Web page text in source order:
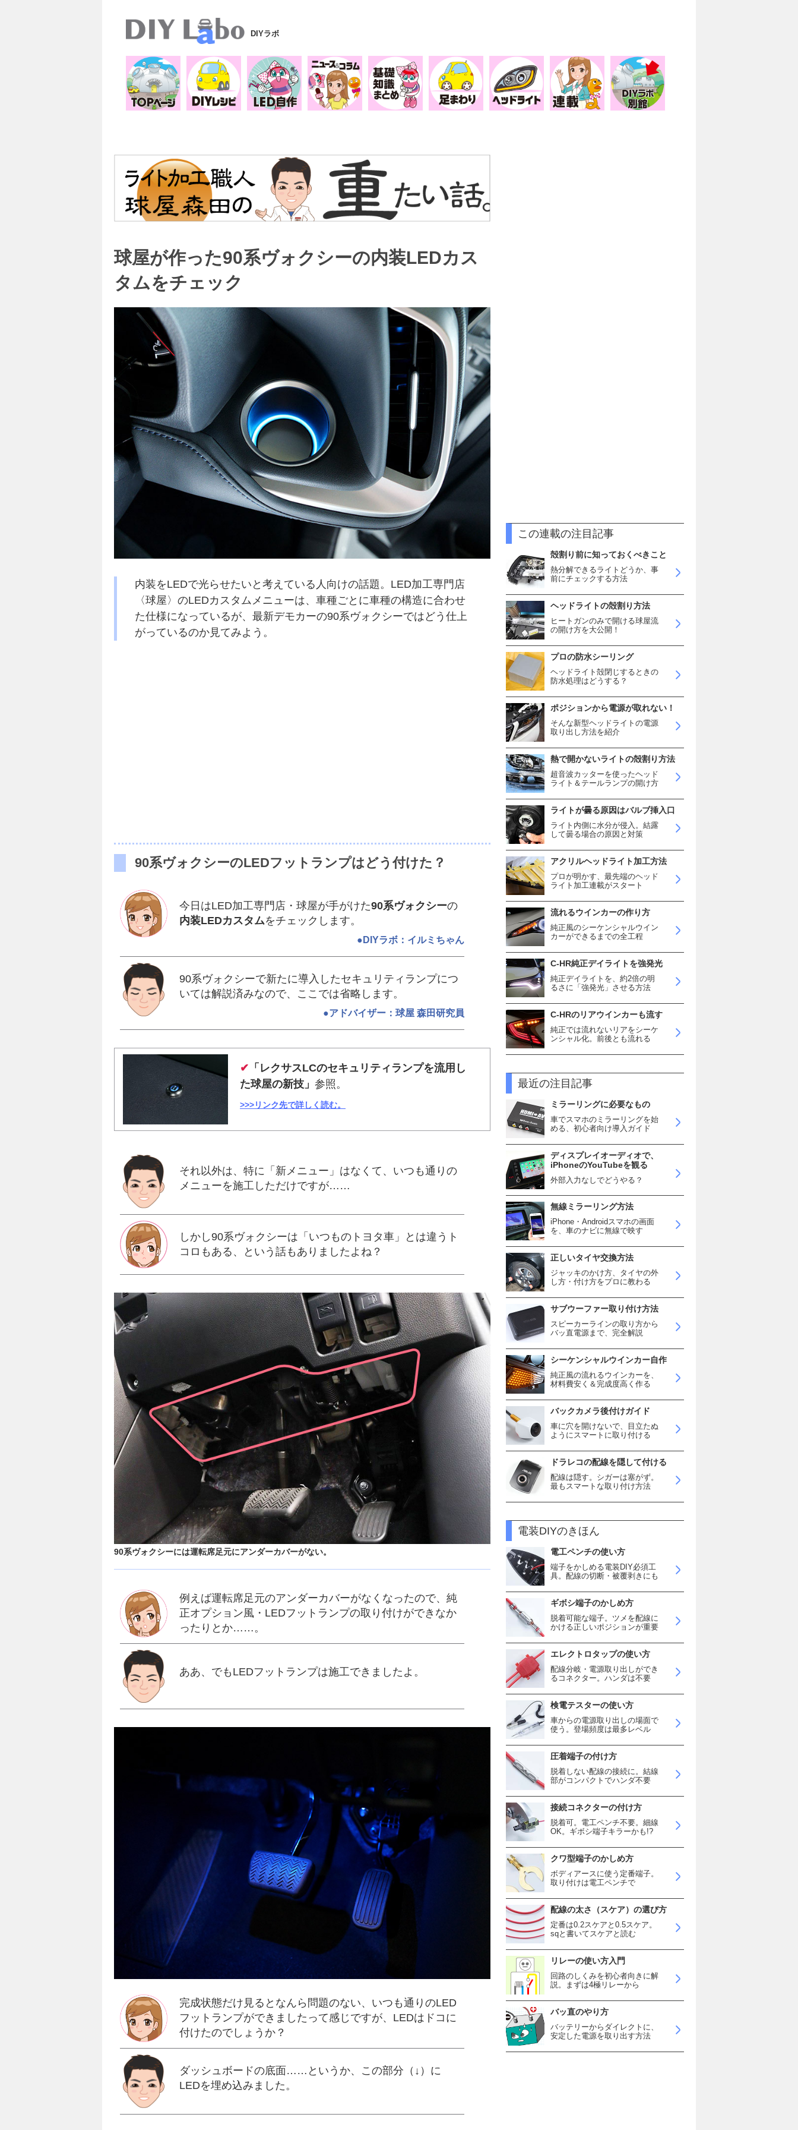
DIYラボ
球屋が作った90系ヴォクシーの内装LEDカス
タムをチェック
内装をLEDで光らせたいと考えている人向けの話題。LED加工専門店
〈球屋〉のLEDカスタムメニューは、車種ごとに車種の構造に合わせ
た仕様になっているが、最新デモカーの90系ヴォクシーではどう仕上
がっているのか見てみよう。
90系ヴォクシーのLEDフットランプはどう付けた？
今日はLED加工専門店・球屋が手がけた90系ヴォクシーの
内装LEDカスタムをチェックします。
●DIYラボ：イルミちゃん
90系ヴォクシーで新たに導入したセキュリティランプにつ
いては解説済みなので、ここでは省略します。
●アドバイザー：球屋 森田研究員
✔ 「レクサスLCのセキュリティランプを流用し
た球屋の新技」 参照。
>>>リンク先で詳しく読む。
それ以外は、特に「新メニュー」はなくて、いつも通りの
メニューを施工しただけですが……
しかし90系ヴォクシーは「いつものトヨタ車」とは違うト
コロもある、という話もありましたよね？
90系ヴォクシーには運転席足元にアンダーカバーがない。
例えば運転席足元のアンダーカバーがなくなったので、純
正オプション風・LEDフットランプの取り付けができなか
ったりとか……。
ああ、でもLEDフットランプは施工できましたよ。
完成状態だけ見るとなんら問題のない、いつも通りのLED
フットランプができましたって感じですが、LEDはドコに
付けたのでしょうか？
ダッシュボードの底面……というか、この部分（↓）に
LEDを埋め込みました。
この連載の注目記事
殻割り前に知っておくべきこと
熱分解できるライトどうか、事
前にチェックする方法
ヘッドライトの殻割り方法
ヒートガンのみで開ける球屋流
の開け方を大公開！
プロの防水シーリング
ヘッドライト殻閉じするときの
防水処理はどうする？
ポジションから電源が取れない！
そんな新型ヘッドライトの電源
取り出し方法を紹介
熱で開かないライトの殻割り方法
超音波カッターを使ったヘッド
ライト＆テールランプの開け方
ライトが曇る原因はバルブ挿入口
ライト内側に水分が侵入。結露
して曇る場合の原因と対策
アクリルヘッドライト加工方法
プロが明かす、最先端のヘッド
ライト加工連載がスタート
流れるウインカーの作り方
純正風のシーケンシャルウイン
カーができるまでの全工程
C-HR純正デイライトを強発光
純正デイライトを、約2倍の明
るさに「強発光」させる方法
C-HRのリアウインカーも流す
純正では流れないリアをシーケ
ンシャル化。前後とも流れる
最近の注目記事
ミラーリングに必要なもの
車でスマホのミラーリングを始
める、初心者向け導入ガイド
ディスプレイオーディオで、
iPhoneのYouTubeを観る
外部入力なしでどうやる？
無線ミラーリング方法
iPhone・Androidスマホの画面
を、車のナビに無線で映す
正しいタイヤ交換方法
ジャッキのかけ方、タイヤの外
し方・付け方をプロに教わる
サブウーファー取り付け方法
スピーカーラインの取り方から
バッ直電源まで、完全解説
シーケンシャルウインカー自作
純正風の流れるウインカーを、
材料費安く＆完成度高く作る
バックカメラ後付けガイド
車に穴を開けないで、目立たぬ
ようにスマートに取り付ける
ドラレコの配線を隠して付ける
配線は隠す。シガーは塞がず。
最もスマートな取り付け方法
電装DIYのきほん
電工ペンチの使い方
端子をかしめる電装DIY必須工
具。配線の切断・被覆剥きにも
ギボシ端子のかしめ方
脱着可能な端子。ツメを配線に
かける正しいポジションが重要
エレクトロタップの使い方
配線分岐・電源取り出しができ
るコネクター。ハンダは不要
検電テスターの使い方
車からの電源取り出しの場面で
使う。登場頻度は最多レベル
圧着端子の付け方
脱着しない配線の接続に。結線
部がコンパクトでハンダ不要
接続コネクターの付け方
脱着可。電工ペンチ不要。細線
OK。ギボシ端子キラーかも!?
クワ型端子のかしめ方
ボディアースに使う定番端子。
取り付けは電工ペンチで
配線の太さ（スケア）の選び方
定番は0.2スケアと0.5スケア。
sqと書いてスケアと読む
リレーの使い方入門
回路のしくみを初心者向きに解
説。まずは4極リレーから
バッ直のやり方
バッテリーからダイレクトに、
安定した電源を取り出す方法